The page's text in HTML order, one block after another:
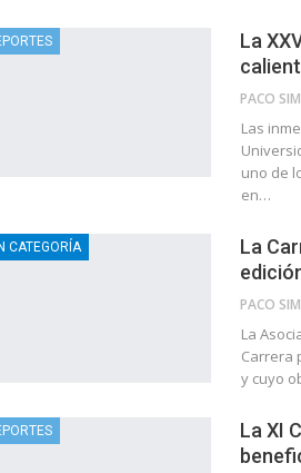
La
PACO
Las
uno de
en…
CATEGORÍA
La
PACO
La
Carrera
y cuyo
La XI